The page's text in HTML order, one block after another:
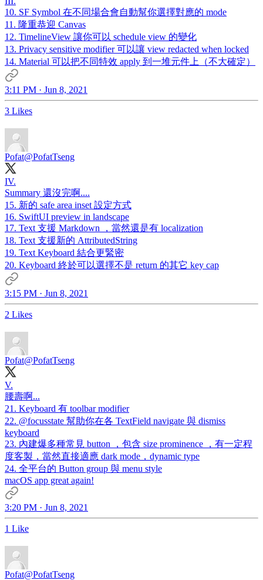
10. SF Symbol 在不同場合會自動幫你選擇對應的 mode
11. 隆重恭迎 Canvas
12. TimelineView 讓你可以 schedule view 的變化
13. Privacy sensitive modifier 可以讓 view redacted when locked
14. Material 可以把不同特效 apply 到一堆元件上（不大確定）
3:11 PM · Jun 8, 2021
3 Likes
Pofat@PofatTseng
IV.
Summary 還沒完啊....
15. 新的 safe area inset 設定方式
16. SwiftUI preview in landscape
17. Text 支援 Markdown ，當然還是有 localization
18. Text 支援新的 AttributedString
19. Text Keyboard 結合更緊密
20. Keyboard 終於可以選擇不是 return 的其它 key cap
3:15 PM · Jun 8, 2021
2 Likes
Pofat@PofatTseng
V.
腰壽啊...
21. Keyboard 有 toolbar modifier
22. @focusstate 幫助你在各 TextField navigate 與 dismiss
keyboard
23. 內建爆多種常見 button ，包含 size prominence ，有一定程
度客製，當然直接適應 dark mode，dynamic type
24. 全平台的 Button group 與 menu style
macOS app great again!
3:20 PM · Jun 8, 2021
1 Like
Pofat@PofatTseng